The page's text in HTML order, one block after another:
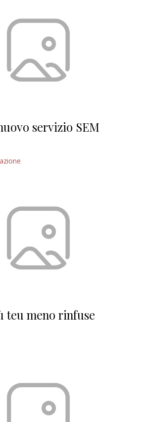
servizio SEM
teu meno rinfuse